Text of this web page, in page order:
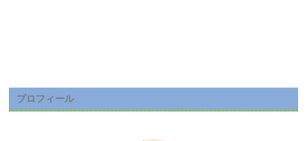
プロフィール